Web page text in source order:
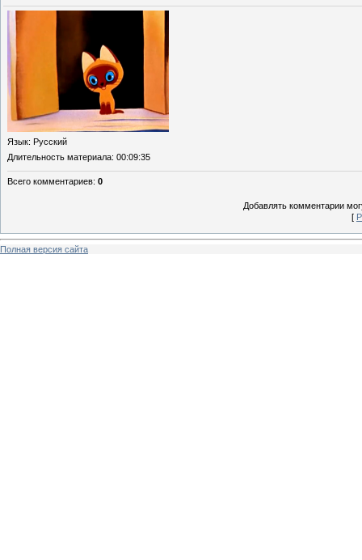
Язык: Русский
Длительность материала: 00:09:35
Всего комментариев: 0
Добавлять комментарии
[
Полная версия сайта